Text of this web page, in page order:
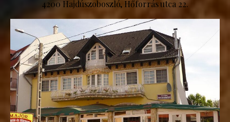
4200 Hajdúszoboszló, Hőforrás utca 22.